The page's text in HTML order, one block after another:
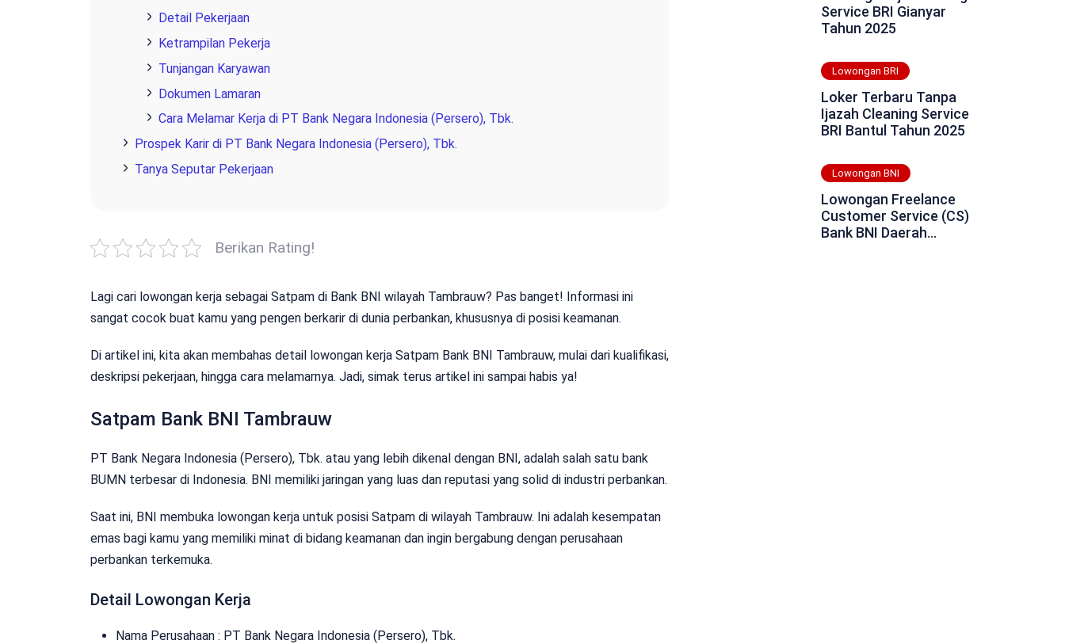
Detail Pekerjaan
Ketrampilan Pekerja
Tunjangan Karyawan
Dokumen Lamaran
Cara Melamar Kerja di PT Bank Negara Indonesia (Persero), Tbk.
Prospek Karir di PT Bank Negara Indonesia (Persero), Tbk.
Tanya Seputar Pekerjaan
Berikan Rating!
Lagi cari lowongan kerja sebagai Satpam di Bank BNI wilayah Tambrauw? Pas banget! Informasi ini
sangat cocok buat kamu yang pengen berkarir di dunia perbankan, khususnya di posisi keamanan.
Di artikel ini, kita akan membahas detail lowongan kerja Satpam Bank BNI Tambrauw, mulai dari kualifikasi,
deskripsi pekerjaan, hingga cara melamarnya. Jadi, simak terus artikel ini sampai habis ya!
Satpam Bank BNI Tambrauw
PT Bank Negara Indonesia (Persero), Tbk. atau yang lebih dikenal dengan BNI, adalah salah satu bank
BUMN terbesar di Indonesia. BNI memiliki jaringan yang luas dan reputasi yang solid di industri perbankan.
Saat ini, BNI membuka lowongan kerja untuk posisi Satpam di wilayah Tambrauw. Ini adalah kesempatan
emas bagi kamu yang memiliki minat di bidang keamanan dan ingin bergabung dengan perusahaan
perbankan terkemuka.
Detail Lowongan Kerja
Nama Perusahaan : PT Bank Negara Indonesia (Persero), Tbk.
Service BRI Gianyar
Tahun 2025
Lowongan BRI
Loker Terbaru Tanpa
Ijazah Cleaning Service
BRI Bantul Tahun 2025
Lowongan BNI
Lowongan Freelance
Customer Service (CS)
Bank BNI Daerah